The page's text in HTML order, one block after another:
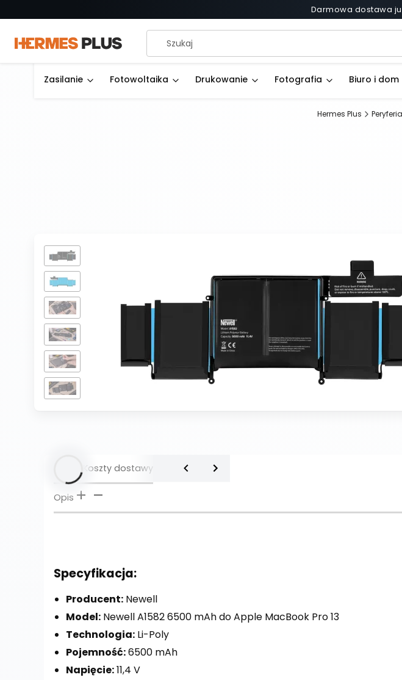
Darmowa dostawa
Zasilanie Fotowoltaika Drukowanie Fotografia Biuro i dom
Hermes Plus
Koszty dostawy
Opis
Specyfikacja:
Producent: Newell
Model: Newell A1582 6500 mAh do Apple MacBook Pro 13
Technologia: Li-Poly
Pojemność:6500 mAh
Napięcie:11,4 V